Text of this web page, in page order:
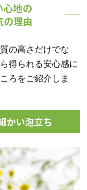
心地の
の理由
の高さだけでな
得られる安心感に
ろをご紹介しま
かい泡立ち